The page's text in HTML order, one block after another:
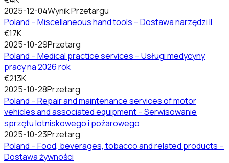
2025-12-04Wynik Przetargu
Poland – Miscellaneous hand tools – Dostawa narzędzi II
€17K
2025-10-29Przetarg
Poland – Medical practice services – Usługi medycyny
pracy na 2026 rok
€213K
2025-10-28Przetarg
Poland – Repair and maintenance services of motor
vehicles and associated equipment – Serwisowanie
sprzętu lotniskowego i pożarowego
2025-10-23Przetarg
Poland – Food, beverages, tobacco and related products –
Dostawa żywności